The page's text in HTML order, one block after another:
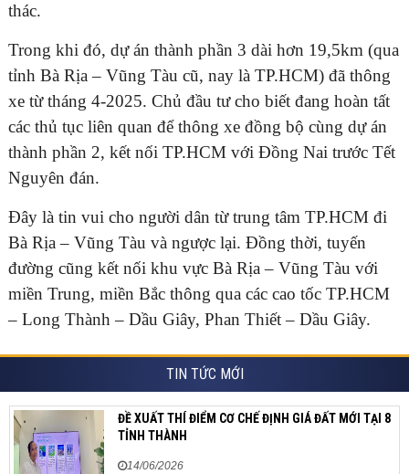
thác.
Trong khi đó, dự án thành phần 3 dài hơn 19,5km (qua
tỉnh Bà Rịa – Vũng Tàu cũ, nay là TP.HCM) đã thông
xe từ tháng 4-2025. Chủ đầu tư cho biết đang hoàn tất
các thủ tục liên quan để thông xe đồng bộ cùng dự án
thành phần 2, kết nối TP.HCM với Đồng Nai trước Tết
Nguyên đán.
Đây là tin vui cho người dân từ trung tâm TP.HCM đi
Bà Rịa – Vũng Tàu và ngược lại. Đồng thời, tuyến
đường cũng kết nối khu vực Bà Rịa – Vũng Tàu với
miền Trung, miền Bắc thông qua các cao tốc TP.HCM
– Long Thành – Dầu Giây, Phan Thiết – Dầu Giây.
TIN TỨC MỚI
ĐỀ XUẤT THÍ ĐIỂM CƠ CHẾ ĐỊNH GIÁ ĐẤT MỚI TẠI 8
TỈNH THÀNH
14/06/2026
HOÀN THÀNH
Đăng ký tư vấn trực tiếp 24/7:
0835182528 - 0819151818